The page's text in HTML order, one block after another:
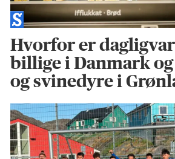
Hvorfor er
billige i Danmark og
og svinedyre i